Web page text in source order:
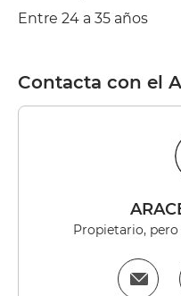
Entre 24 a 35 años
Contacta con el
Propietario,